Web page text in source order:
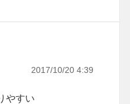
2017/10/20 4:39
やすい